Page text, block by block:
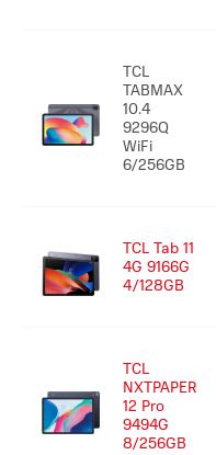
TCL
TABMAX
10.4
9296Q
WiFi
6/256GB
TCL Tab 11
4G 9166G
4/128GB
TCL
NXTPAPER
12 Pro
9494G
8/256GB